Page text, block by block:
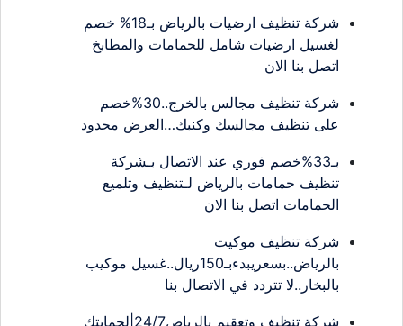
شركة تنظيف ارضيات بالرياض بـ18% خصم
لغسيل ارضيات شامل للحمامات والمطابخ
اتصل بنا الان
شركة تنظيف مجالس بالخرج..30%خصم
على تنظيف مجالسك وكنبك…العرض محدود
بـ33%خصم فوري عند الاتصال بـشركة
تنظيف حمامات بالرياض لـتنظيف وتلميع
الحمامات اتصل بنا الان
شركة تنظيف موكيت
بالرياض..بسعريبدءبـ150ريال..غسيل موكيب
بالبخار..لا تتردد في الاتصال بنا
شركة تنظيف وتعقيم بالرياض24/7|لحمايتك